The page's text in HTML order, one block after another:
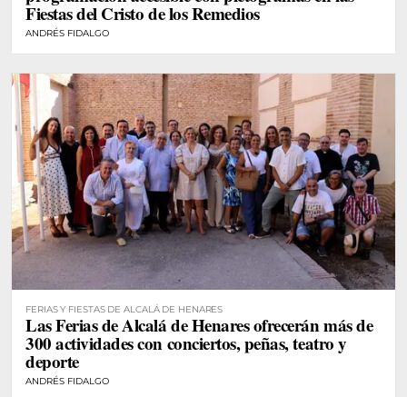
Fiestas del Cristo de los Remedios
ANDRÉS FIDALGO
FERIAS Y FIESTAS DE ALCALÁ DE HENARES
Las Ferias de Alcalá de Henares ofrecerán más de
300 actividades con conciertos, peñas, teatro y
deporte
ANDRÉS FIDALGO